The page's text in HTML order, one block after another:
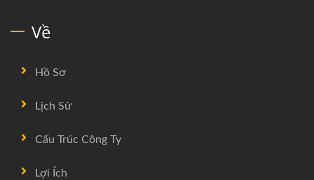
Về
Hồ Sơ
Lịch Sử
Cấu Trúc Công Ty
Lợi Ích